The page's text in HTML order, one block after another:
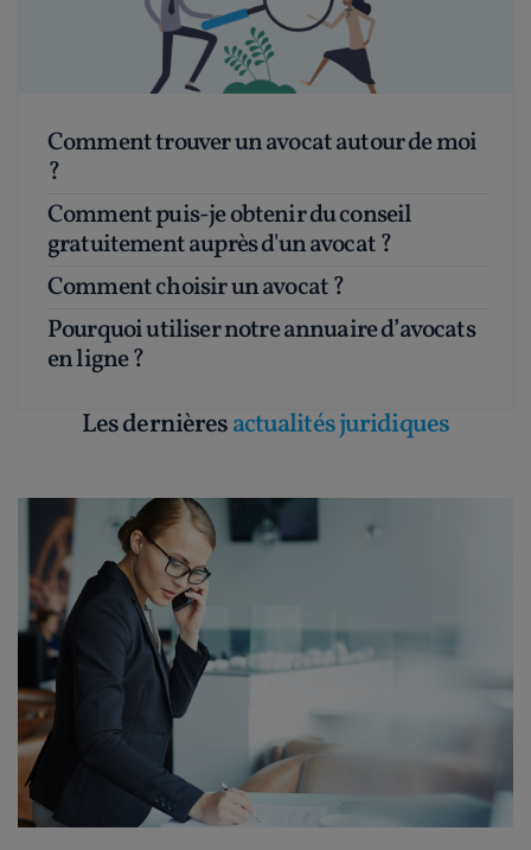
Comment trouver un avocat autour de moi
?
Comment puis-je obtenir du conseil
gratuitement auprès d'un avocat ?
Comment choisir un avocat ?
Pourquoi utiliser notre annuaire d’avocats
en ligne ?
Les dernièresactualités juridiques